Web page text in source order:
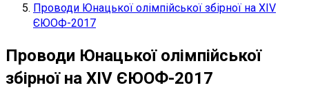
Проводи Юнацької олімпійської збірної на XIV
ЄЮОФ-2017
Проводи Юнацької олімпійської
збірної на XIV ЄЮОФ-2017